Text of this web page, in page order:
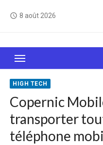
access_time 8 août 2026
Le Web, c'est comme
sait jamais sur
HIGH TECH
Copernic
transporter
téléphone